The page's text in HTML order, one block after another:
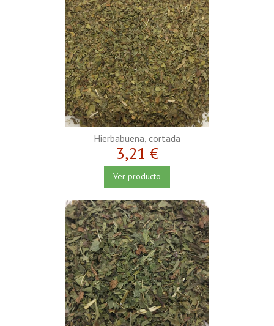
Hierbabuena, cortada
3,21 €
Ver producto